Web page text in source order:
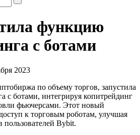
функцию
с ботами
2023
по объему торгов, запустила
с ботами, интегрируя копитрейдинг
фьючерсами. Этот новый
к торговым роботам, улучшая
Bybit.